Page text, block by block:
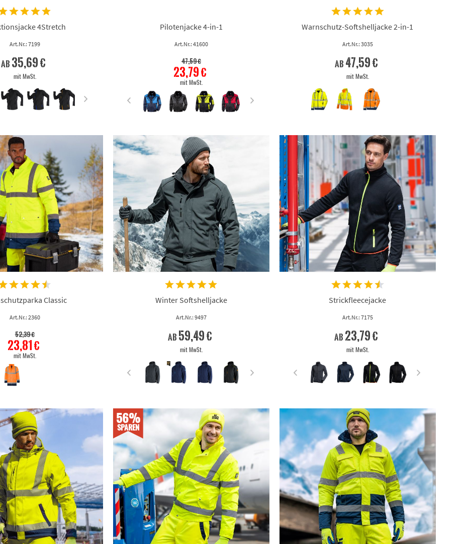
WARNORANGE/MARINE
WARNORANGE/SCHWARZ
4Stretch
Art.Nr.: 7199
ab 35,69 €
mit MwSt.
Pilotenjacke 4-in-1
Art.Nr.: 41600
47,59 €
23,79 €
mit MwSt.
Warnschutz-Softshelljacke 2-in-1
Art.Nr.: 3035
ab 47,59 €
mit MwSt.
Classic
Art.Nr.: 2360
52,39 €
23,81 €
mit MwSt.
Winter Softshelljacke
Art.Nr.: 9497
ab 59,49 €
mit MwSt.
Strickfleecejacke
Art.Nr.: 7175
ab 23,79 €
mit MwSt.
56%
SPAREN